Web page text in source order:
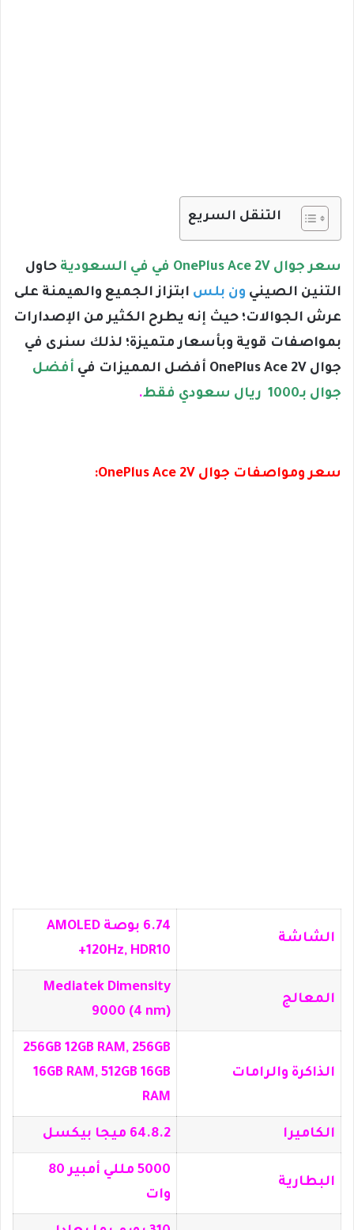
التنقل السريع
سعر جوال OnePlus Ace 2V في في السعودية
حاول
التنين الصيني ون بلس ابتزاز الجميع والهيمنة على
عرش الجوالات؛ حيث إنه يطرح الكثير من الإصدارات
بمواصفات قوية وبأسعار متميزة؛ لذلك سنرى في
جوال OnePlus Ace 2V أفضل المميزات في
أفضل
جوال بـ1000 ريال سعودي فقط
.
سعر ومواصفات جوال OnePlus Ace 2V:
الشاشة
6.74 بوصة AMOLED
120Hz, HDR10+
المعالج
Mediatek Dimensity
9000 (4 nm)
الذاكرة والرامات
256GB 12GB RAM, 256GB
16GB RAM, 512GB 16GB
RAM
الكاميرا 64.8.2 ميجا بيكسل
البطارية
5000 مللي أمبير 80
وات